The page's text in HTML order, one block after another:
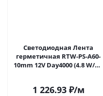
Светодиодная Лента
герметичная RTW-PS-A60-
10mm 12V Day4000 (4.8 W/m,
1 226.93₽/м